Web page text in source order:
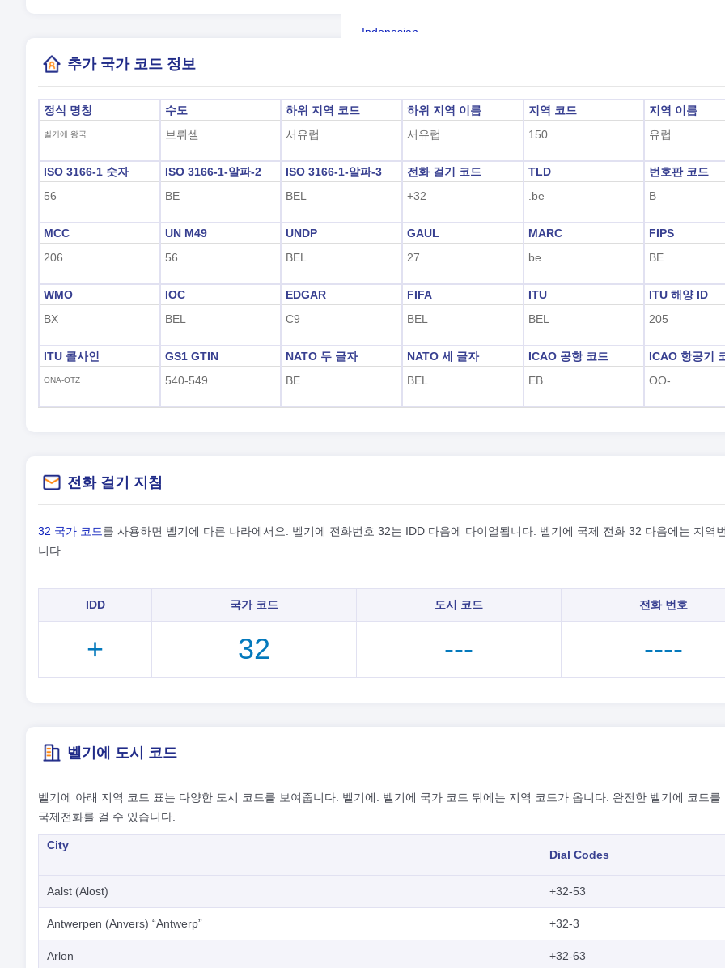
Indonesian
추가 국가 코드 정보
정식 명칭
벨기에 왕국
수도
브뤼셀
하위 지역 코드
서유럽
하위 지역 이름
서유럽
지역 코드
150
지역 이름
유럽
ISO 3166-1 숫자
56
ISO 3166-1-알파-2
BE
ISO 3166-1-알파-3
BEL
전화 걸기 코드
+32
TLD
.be
번호판 코드
B
MCC
206
UN M49
56
UNDP
BEL
GAUL
27
MARC
be
FIPS
BE
WMO
BX
IOC
BEL
EDGAR
C9
FIFA
BEL
ITU
BEL
ITU 해양 ID
205
ITU 콜사인
ONA-OTZ
GS1 GTIN
540-549
NATO 두 글자
BE
NATO 세 글자
BEL
ICAO 공항 코드
EB
ICAO 항공기
OO-
전화 걸기 지침
32 국가 코드를 사용하면 벨기에 다른 나라에서요. 벨기에 전화번호 32는 IDD 다음에 다이얼됩니다. 벨기에 국제 전화 32 다음에는 지역
니다.
IDD 국가 코드 도시 코드 전화 번호
+ 32 --- ----
벨기에 도시 코드
벨기에 아래 지역 코드 표는 다양한 도시 코드를 보여줍니다. 벨기에. 벨기에 국가 코드 뒤에는 지역 코드가 옵니다. 완전한 벨기에 코드를
국제전화를 걸 수 있습니다.
City
Dial Codes
Aalst (Alost) +32-53
Antwerpen (Anvers) “Antwerp” +32-3
Arlon +32-63